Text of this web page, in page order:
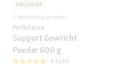
EXCLUSIEF
2 Verpakkingsgroottes
PetBalance
Support Gewricht
Poeder 600 g
4.9 (39)